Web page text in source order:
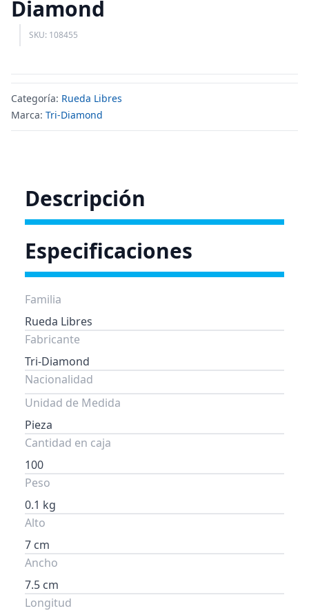
Diamond
SKU: 108455
Categoría: Rueda Libres
Marca: Tri-Diamond
Descripción
Especificaciones
Familia
Rueda Libres
Fabricante
Tri-Diamond
Nacionalidad
Unidad de Medida
Pieza
Cantidad en caja
100
Peso
0.1 kg
Alto
7 cm
Ancho
7.5 cm
Longitud